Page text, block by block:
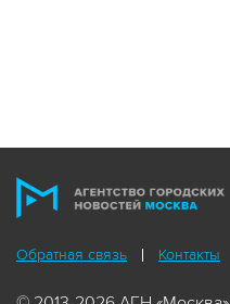
Обратная связь Контакты